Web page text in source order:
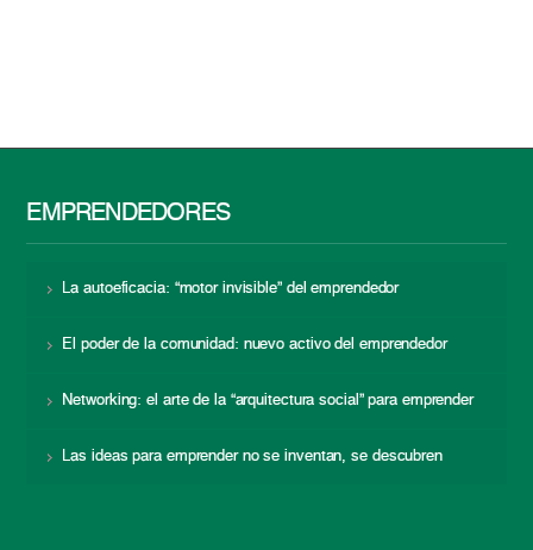
EMPRENDEDORES
La autoeficacia: “motor invisible” del emprendedor
El poder de la comunidad: nuevo activo del emprendedor
Networking: el arte de la “arquitectura social” para emprender
Las ideas para emprender no se inventan, se descubren